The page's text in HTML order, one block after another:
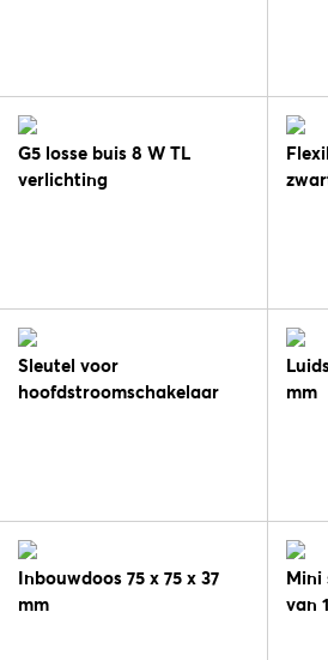
G5 losse buis 8 W TL
verlichting
Sleutel voor
hoofdstroomschakelaar
mm
Inbouwdoos 75 x 75 x 37
mm
Mini
van